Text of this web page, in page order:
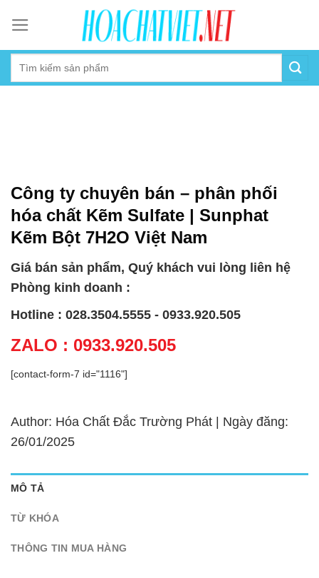
content
Công ty chuyên bán – phân phối
hóa chất Kẽm Sulfate | Sunphat
Kẽm Bột 7H2O Việt Nam
Giá bán sản phẩm, Quý khách vui lòng liên hệ
Phòng kinh doanh :
Hotline : 028.3504.5555 - 0933.920.505
ZALO : 0933.920.505
[contact-form-7 id="1116"]
Author: Hóa Chất Đắc Trường Phát | Ngày đăng:
26/01/2025
MÔ TẢ
TỪ KHÓA
THÔNG TIN MUA HÀNG